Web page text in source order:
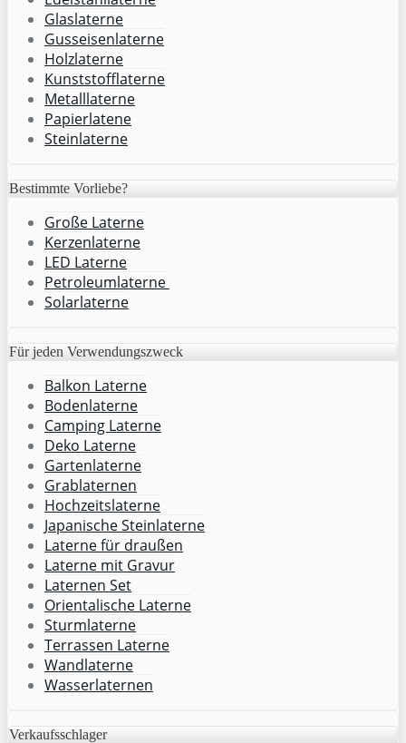
Glaslaterne
Gusseisenlaterne
Holzlaterne
Kunststofflaterne
Metalllaterne
Papierlatene
Steinlaterne
Bestimmte Vorliebe?
Große Laterne
Kerzenlaterne
LED Laterne
Petroleumlaterne
Solarlaterne
Für jeden Verwendungszweck
Balkon Laterne
Bodenlaterne
Camping Laterne
Deko Laterne
Gartenlaterne
Grablaternen
Hochzeitslaterne
Japanische Steinlaterne
Laterne für draußen
Laterne mit Gravur
Laternen Set
Orientalische Laterne
Sturmlaterne
Terrassen Laterne
Wandlaterne
Wasserlaternen
Verkaufsschlager